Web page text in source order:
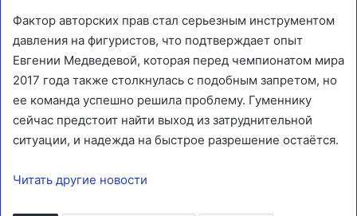
Фактор авторских прав стал серьезным инструментом
давления на фигуристов, что подтверждает опыт
Евгении Медведевой, которая перед чемпионатом мира
2017 года также столкнулась с подобным запретом, но
ее команда успешно решила проблему. Гуменнику
сейчас предстоит найти выход из затруднительной
ситуации, и надежда на быстрое разрешение остаётся.
Читать другие новости